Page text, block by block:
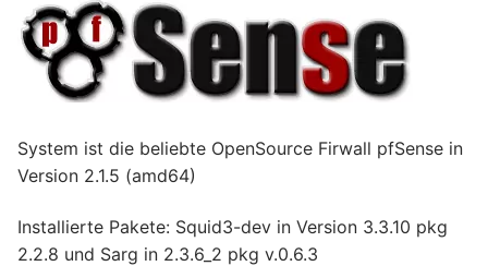
System ist die beliebte OpenSource Firwall pfSense in
Version 2.1.5 (amd64)
Installierte Pakete: Squid3-dev in Version 3.3.10 pkg
2.2.8 und Sarg in 2.3.6_2 pkg v.0.6.3